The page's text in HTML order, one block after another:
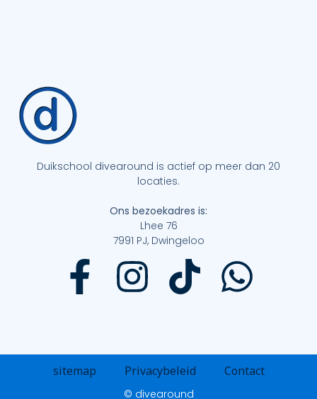
Duikschool divearound is actief op meer dan 20
locaties.
Ons bezoekadres is:
Lhee 76
7991 PJ, Dwingeloo
sitemap Privacybeleid Contact
© divearound